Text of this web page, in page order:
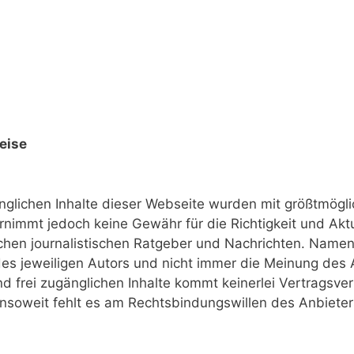
Inhalte dieser Webseite wurden mit
jedoch keine Gewähr für die Richtigkeit und
journalistischen Ratgeber und Nachrichten.
jeweiligen Autors und nicht immer die Meinung des
frei zugänglichen Inhalte kommt keinerlei
fehlt es am Rechtsbindungswillen des